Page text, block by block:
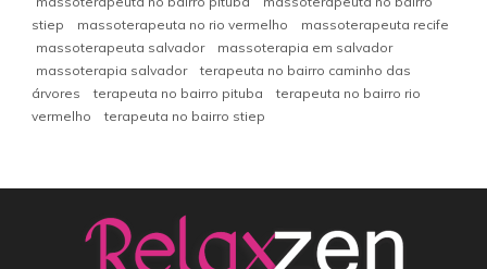
stiep
massoterapeuta no rio vermelho
massoterapeuta recife
massoterapeuta salvador
massoterapia em salvador
massoterapia salvador
terapeuta no bairro caminho das
árvores
terapeuta no bairro pituba
terapeuta no bairro rio
vermelho
terapeuta no bairro stiep